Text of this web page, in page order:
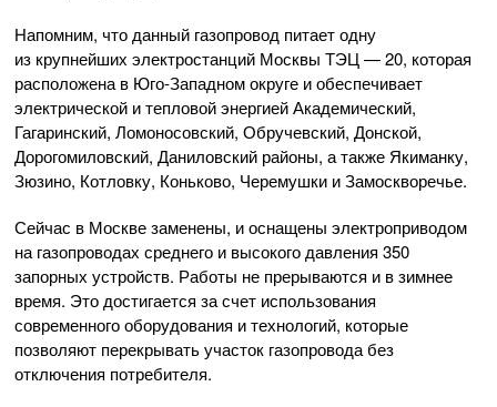
Напомним, что данный газопровод питает одну
из крупнейших электростанций Москвы ТЭЦ — 20, которая
расположена в Юго-Западномокруге и обеспечивает
электрической и тепловой энергией Академический,
Гагаринский, Ломоносовский, Обручевский, Донской,
Дорогомиловский, Даниловский районы, а также Якиманку,
Зюзино, Котловку, Коньково, Черемушки и Замоскворечье.
Сейчас в Москве заменены, и оснащены электроприводом
на газопроводах среднего и высокого давления 350
запорных устройств. Работы не прерываются и в зимнее
время. Это достигается за счет использования
современного оборудования и технологий, которые
позволяют перекрывать участок газопровода без
отключения потребителя.